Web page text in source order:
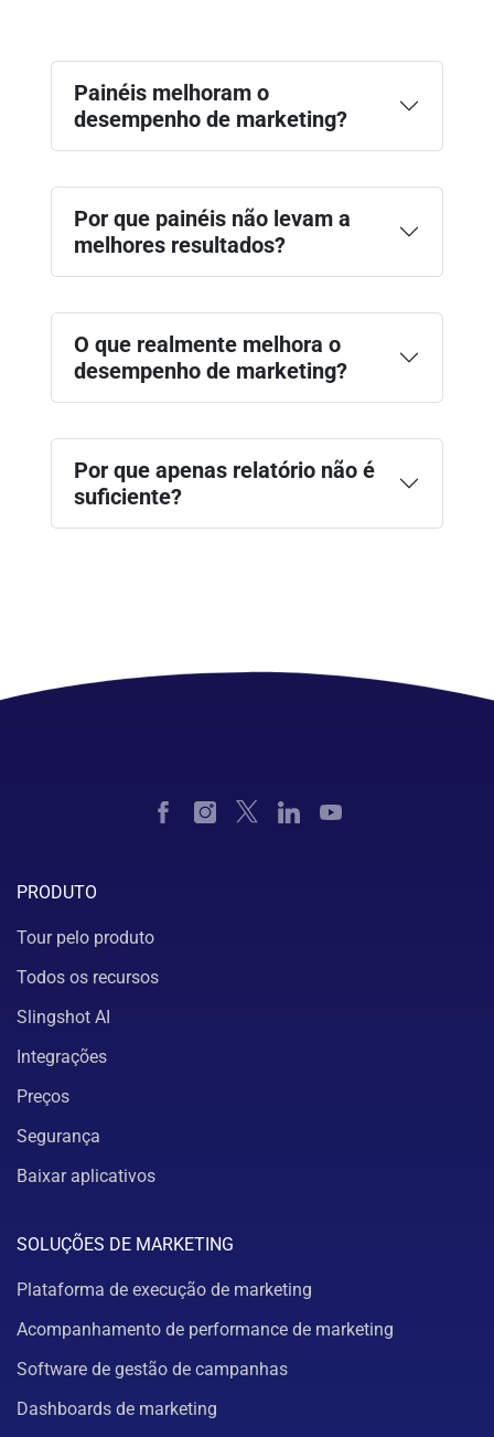
Painéis melhoram o
desempenho de marketing?
Por que painéis não levam a
melhores resultados?
O que realmente melhora o
desempenho de marketing?
Por que apenas relatório não é
suficiente?
PRODUTO
Tour pelo produto
Todos os recursos
Slingshot AI
Integrações
Preços
Segurança
Baixar aplicativos
SOLUÇÕES DE MARKETING
Plataforma de execução de marketing
Acompanhamento de performance de marketing
Software de gestão de campanhas
Dashboards de marketing